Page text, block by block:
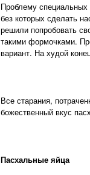
Проблему
без которых сделать
решили попробовать
такими формочками.
вариант. На худой
Все старания,
божественный вкус
Пасхальные яйца